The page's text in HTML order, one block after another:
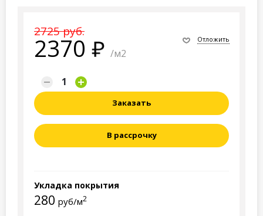
2725 руб.
2370 /м2
Отложить
Заказать
В рассрочку
Укладка покрытия
280 руб/м2